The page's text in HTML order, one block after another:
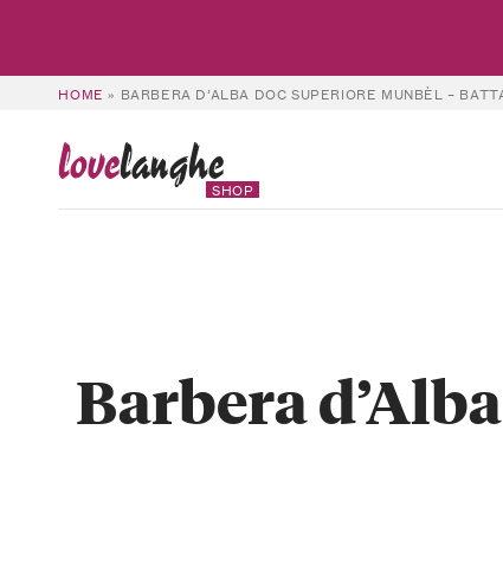
HOME » BARBERA D’ALBA DOC SUPERIORE MUNBÈL –
lovelanghe
SHOP
Barbera